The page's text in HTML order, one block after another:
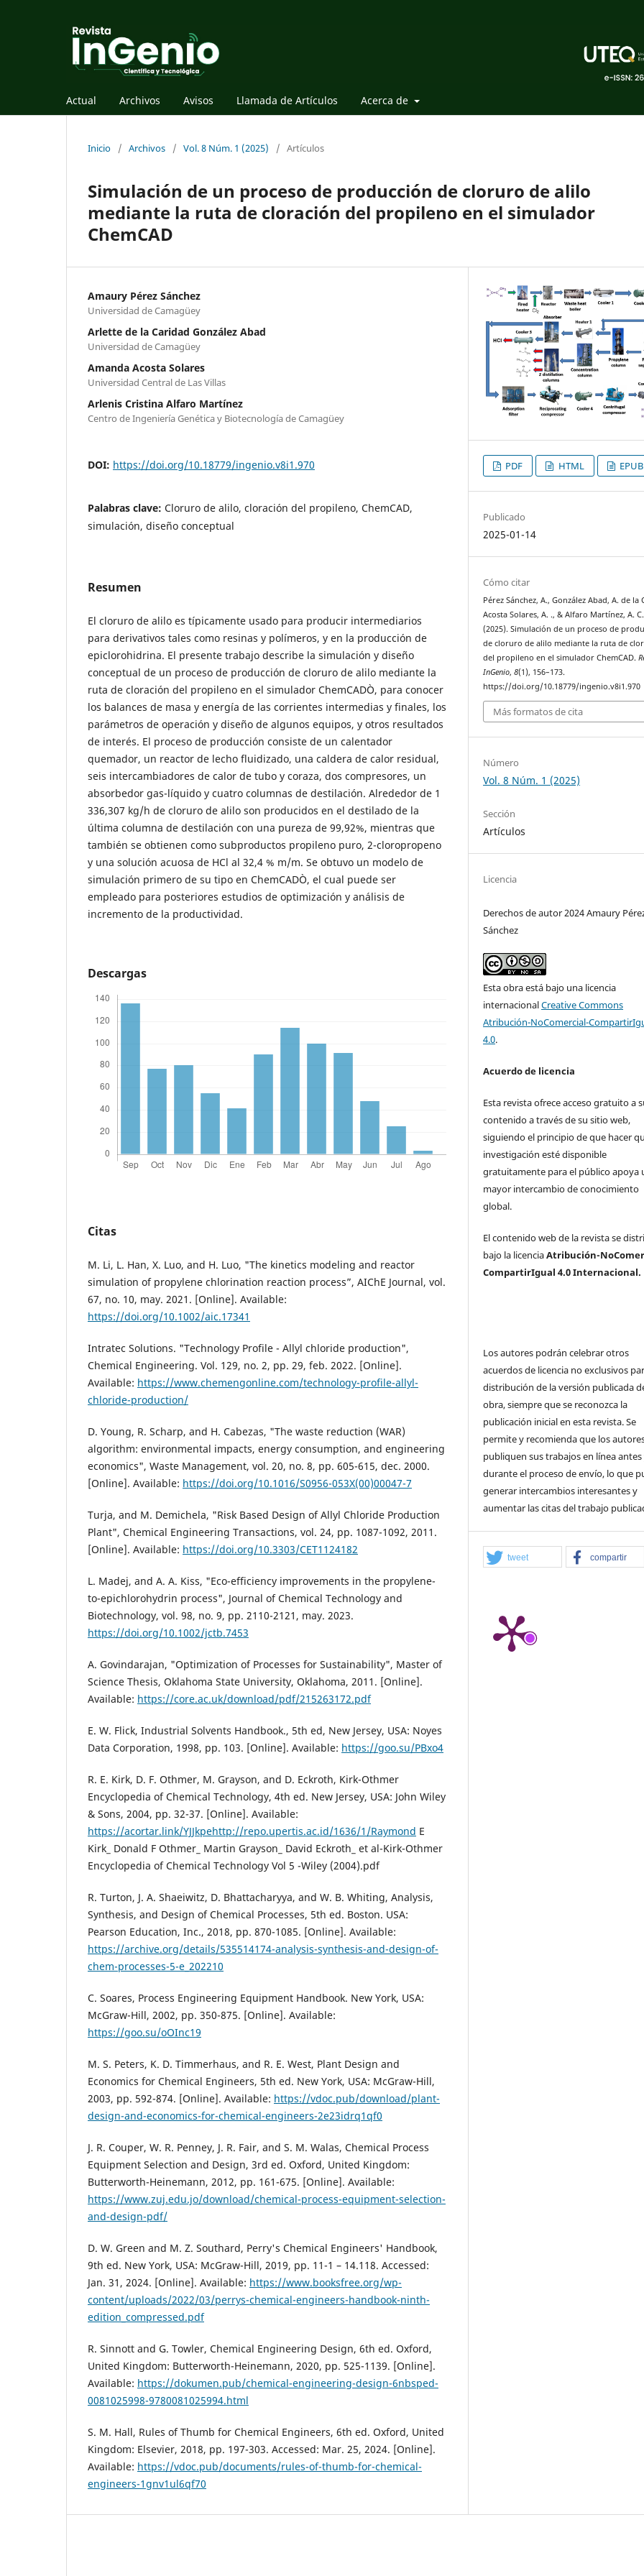
Actual Archivos Avisos Llamada de Artículos Acerca de
Inicio / Archivos / Vol. 8 Núm. 1 (2025) / Artículos
Simulación de un proceso de producción de cloruro de alilo
mediante la ruta de cloración del propileno en el simulador
ChemCAD
Amaury Pérez Sánchez
Universidad de Camagüey
Arlette de la Caridad González Abad
Universidad de Camagüey
Amanda Acosta Solares
Universidad Central de Las Villas
Arlenis Cristina Alfaro Martínez
Centro de Ingeniería Genética y Biotecnología de Camagüey
DOI: https://doi.org/10.18779/ingenio.v8i1.970
Palabras clave: Cloruro de alilo, cloración del propileno, ChemCAD,
simulación, diseño conceptual
Resumen
El cloruro de alilo es típicamente usado para producir intermediarios
para derivativos tales como resinas y polímeros, y en la producción de
epiclorohidrina. El presente trabajo describe la simulación y diseño
conceptual de un proceso de producción de cloruro de alilo mediante la
ruta de cloración del propileno en el simulador ChemCADÒ, para conocer
los balances de masa y energía de las corrientes intermedias y finales, los
parámetros de operación y diseño de algunos equipos, y otros resultados
de interés. El proceso de producción consiste de un calentador
quemador, un reactor de lecho fluidizado, una caldera de calor residual,
seis intercambiadores de calor de tubo y coraza, dos compresores, un
absorbedor gas-líquido y cuatro columnas de destilación. Alrededor de 1
336,307 kg/h de cloruro de alilo son producidos en el destilado de la
última columna de destilación con una pureza de 99,92%, mientras que
también se obtienen como subproductos propileno puro, 2-cloropropeno
y una solución acuosa de HCl al 32,4 % m/m. Se obtuvo un modelo de
simulación primero de su tipo en ChemCADÒ, el cual puede ser
empleado para posteriores estudios de optimización y análisis de
incremento de la productividad.
Descargas
Citas
M. Li, L. Han, X. Luo, and H. Luo, "The kinetics modeling and reactor
simulation of propylene chlorination reaction process”, AIChE Journal, vol.
67, no. 10, may. 2021. [Online]. Available:
https://doi.org/10.1002/aic.17341
Intratec Solutions. "Technology Profile - Allyl chloride production",
Chemical Engineering. Vol. 129, no. 2, pp. 29, feb. 2022. [Online].
Available: https://www.chemengonline.com/technology-profile-allyl-
chloride-production/
D. Young, R. Scharp, and H. Cabezas, "The waste reduction (WAR)
algorithm: environmental impacts, energy consumption, and engineering
economics", Waste Management, vol. 20, no. 8, pp. 605-615, dec. 2000.
[Online]. Available: https://doi.org/10.1016/S0956-053X(00)00047-7
Turja, and M. Demichela, "Risk Based Design of Allyl Chloride Production
Plant", Chemical Engineering Transactions, vol. 24, pp. 1087-1092, 2011.
[Online]. Available: https://doi.org/10.3303/CET1124182
L. Madej, and A. A. Kiss, "Eco-efficiency improvements in the propylene-
to-epichlorohydrin process", Journal of Chemical Technology and
Biotechnology, vol. 98, no. 9, pp. 2110-2121, may. 2023.
https://doi.org/10.1002/jctb.7453
A. Govindarajan, "Optimization of Processes for Sustainability", Master of
Science Thesis, Oklahoma State University, Oklahoma, 2011. [Online].
Available: https://core.ac.uk/download/pdf/215263172.pdf
E. W. Flick, Industrial Solvents Handbook., 5th ed, New Jersey, USA: Noyes
Data Corporation, 1998, pp. 103. [Online]. Available: https://goo.su/PBxo4
R. E. Kirk, D. F. Othmer, M. Grayson, and D. Eckroth, Kirk-Othmer
Encyclopedia of Chemical Technology, 4th ed. New Jersey, USA: John Wiley
& Sons, 2004, pp. 32-37. [Online]. Available:
https://acortar.link/YJJkpehttp://repo.upertis.ac.id/1636/1/Raymond E
Kirk_ Donald F Othmer_ Martin Grayson_ David Eckroth_ et al-Kirk-Othmer
Encyclopedia of Chemical Technology Vol 5 -Wiley (2004).pdf
R. Turton, J. A. Shaeiwitz, D. Bhattacharyya, and W. B. Whiting, Analysis,
Synthesis, and Design of Chemical Processes, 5th ed. Boston. USA:
Pearson Education, Inc., 2018, pp. 870-1085. [Online]. Available:
https://archive.org/details/535514174-analysis-synthesis-and-design-of-
chem-processes-5-e_202210
C. Soares, Process Engineering Equipment Handbook. New York, USA:
McGraw-Hill, 2002, pp. 350-875. [Online]. Available:
https://goo.su/oOInc19
M. S. Peters, K. D. Timmerhaus, and R. E. West, Plant Design and
Economics for Chemical Engineers, 5th ed. New York, USA: McGraw-Hill,
2003, pp. 592-874. [Online]. Available: https://vdoc.pub/download/plant-
design-and-economics-for-chemical-engineers-2e23idrq1qf0
J. R. Couper, W. R. Penney, J. R. Fair, and S. M. Walas, Chemical Process
Equipment Selection and Design, 3rd ed. Oxford, United Kingdom:
Butterworth-Heinemann, 2012, pp. 161-675. [Online]. Available:
https://www.zuj.edu.jo/download/chemical-process-equipment-selection-
and-design-pdf/
D. W. Green and M. Z. Southard, Perry's Chemical Engineers' Handbook,
9th ed. New York, USA: McGraw-Hill, 2019, pp. 11-1 – 14.118. Accessed:
Jan. 31, 2024. [Online]. Available: https://www.booksfree.org/wp-
content/uploads/2022/03/perrys-chemical-engineers-handbook-ninth-
edition_compressed.pdf
R. Sinnott and G. Towler, Chemical Engineering Design, 6th ed. Oxford,
United Kingdom: Butterworth-Heinemann, 2020, pp. 525-1139. [Online].
Available: https://dokumen.pub/chemical-engineering-design-6nbsped-
0081025998-9780081025994.html
S. M. Hall, Rules of Thumb for Chemical Engineers, 6th ed. Oxford, United
Kingdom: Elsevier, 2018, pp. 197-303. Accessed: Mar. 25, 2024. [Online].
Available: https://vdoc.pub/documents/rules-of-thumb-for-chemical-
engineers-1gnv1ul6qf70
PDF HTML EPUB
Publicado
2025-01-14
Cómo citar
Pérez Sánchez, A., González Abad, A. de la
Acosta Solares, A. ., & Alfaro Martínez, A.
(2025). Simulación de un proceso de
de cloruro de alilo mediante la ruta de
del propileno en el simulador ChemCAD.
InGenio,8(1), 156–173.
https://doi.org/10.18779/ingenio.v8i1.970
Más formatos de cita
Número
Vol. 8 Núm. 1 (2025)
Sección
Artículos
Licencia
Derechos de autor 2024 Amaury
Sánchez
Esta obra está bajo una licencia
internacionalCreative Commons
Atribución-NoComercial-
4.0.
Acuerdo de licencia
Esta revista ofrece acceso gratuito a
contenido a través de su sitio web,
siguiendo el principio de que hacer
investigación esté disponible
gratuitamente para el público apoya
mayor intercambio de conocimiento
global.
El contenido web de la revista se
bajo la licenciaAtribución-
CompartirIgual 4.0 Internacional.
Los autores podrán celebrar otros
acuerdos de licencia no exclusivos
distribución de la versión publicada
obra, siempre que se reconozca la
publicación inicial en esta revista. Se
permite y recomienda que los
publiquen sus trabajos en línea antes
durante el proceso de envío, lo que
generar intercambios interesantes y
aumentar las citas del trabajo
tweet compartir